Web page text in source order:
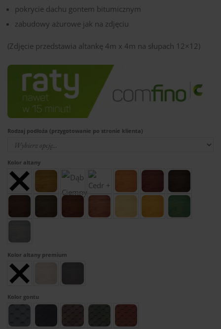
pokrycie dachu gontem bitumicznym
zabudowy ażurowe jak na zdjęciu
(Zdjęcie przedstawia altankę 4m x 4m na słupach 12×12)
Rodzaj podłoża (przygotowanie po stronie klienta)
Kolor altany
Kolor altany premium
Kolor gontu